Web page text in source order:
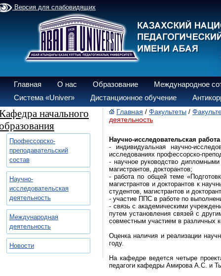
Версия для слабовидящих
Главная О нас Образование
Международное
Система «Univer»
Дистанционное обучение
начального
Профессорско-
преподавательский
состав
Научно-
исследовательская
деятельность
Международная
деятельность
Новости
Главная / Факультеты /
деятельность
Научно-исследовательская
- индивидуальная научно-
исследованиях профессорско-
- научное руководство дипломными
магистрантов, докторантов;
- работа по общей теме
магистрантов и докторантов к
студентов, магистрантов и
- участие ППС в работе по
- связь с академическими
путем установления связей с
совместным участием в различных
Оценка наличия и реализации
году.
На кафедре ведется четыре
педагоги кафедры Амирова А.С. и